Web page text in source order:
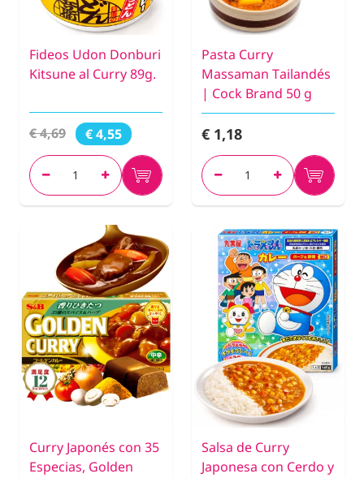
Fideos Udon Donburi
Kitsune al Curry 89g.
€ 4,69 € 4,55
Pasta Curry
Massaman Tailandés
| Cock Brand 50 g
€ 1,18
Curry Japonés con 35
Especias, Golden
Salsa de Curry
Japonesa con Cerdo y